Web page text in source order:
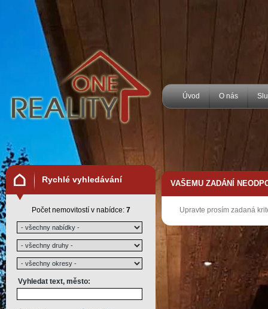
Úvod O nás
Rychlé vyhledávání
Počet nemovitostí v nabídce: 7
Vyhledat text, město:
VAŠEMU ZADÁNÍ
Upravte prosím zadaná